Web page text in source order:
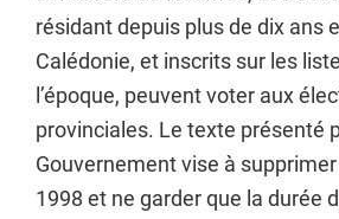
résidant depuis plus de dix ans
Calédonie, et inscrits sur les
l’époque, peuvent voter aux
provinciales. Le texte présenté
Gouvernement vise à
1998 et ne garder que la durée